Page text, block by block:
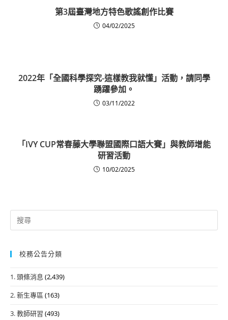
第3屆臺灣地方特色歌謠創作比賽
04/02/2025
2022年「全國科學探究-這樣教我就懂」活動，請同學
踴躍參加。
03/11/2022
「IVY CUP常春藤大學聯盟國際口語大賽」與教師增能
研習活動
10/02/2025
Search
for:
校務公告分類
1. 頭條消息 (2,439)
2. 新生專區 (163)
3. 教師研習 (493)